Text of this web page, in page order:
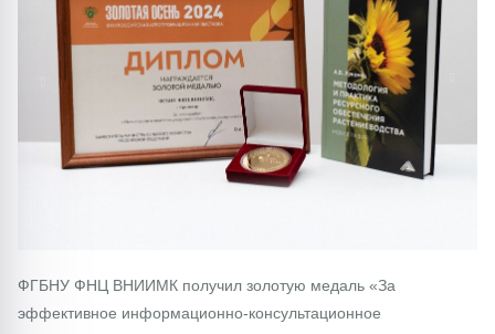
1/0
ФГБНУ ФНЦ ВНИИМК получил золотую медаль «За
эффективное информационно-консультационное